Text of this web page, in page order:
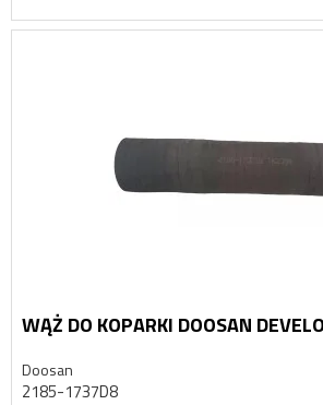
Doosan
2185-1737D8